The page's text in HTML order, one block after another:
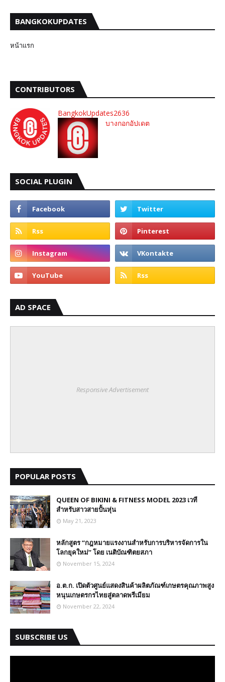
BANGKOKUPDATES
หน้าแรก
CONTRIBUTORS
BangkokUpdates2636
บางกอกอัปเดต
SOCIAL PLUGIN
AD SPACE
Responsive Advertisement
POPULAR POSTS
QUEEN OF BIKINI & FITNESS MODEL 2023 เวที
สำหรับสาวสายปั้นหุ่น
May 21, 2023
หลักสูตร “กฎหมายแรงงานสำหรับการบริหารจัดการใน
โลกยุคใหม่” โดย เนติบัณฑิตยสภา
November 15, 2024
อ.ต.ก. เปิดตัวศูนย์แสดงสินค้าผลิตภัณฑ์เกษตรคุณภาพสูง
หนุนเกษตรกรไทยสู่ตลาดพรีเมียม
November 22, 2024
SUBSCRIBE US